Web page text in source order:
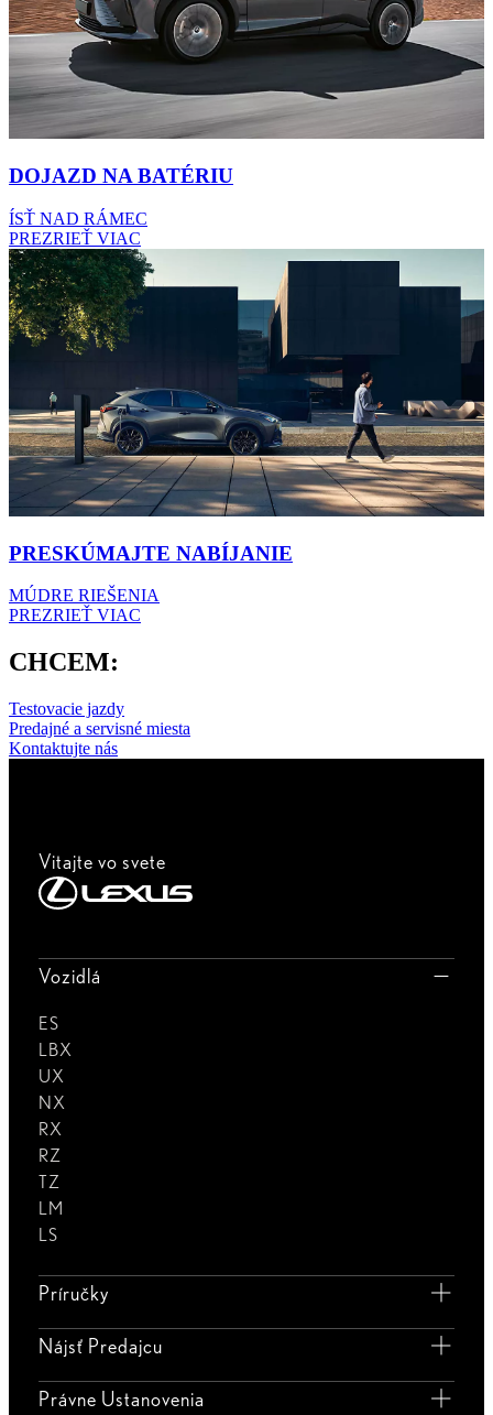
DOJAZD NA BATÉRIU
ÍSŤ NAD RÁMEC
PREZRIEŤ VIAC
PRESKÚMAJTE NABÍJANIE
MÚDRE RIEŠENIA
PREZRIEŤ VIAC
CHCEM:
Testovacie jazdy
Predajné a servisné miesta
Kontaktujte nás
Vitajte vo svete
Vozidlá
ES
LBX
UX
NX
RX
RZ
TZ
LM
LS
Príručky
Nájsť Predajcu
Právne Ustanovenia